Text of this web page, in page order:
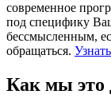
современное
под специфику
бессмысленным,
обращаться.
Как мы это